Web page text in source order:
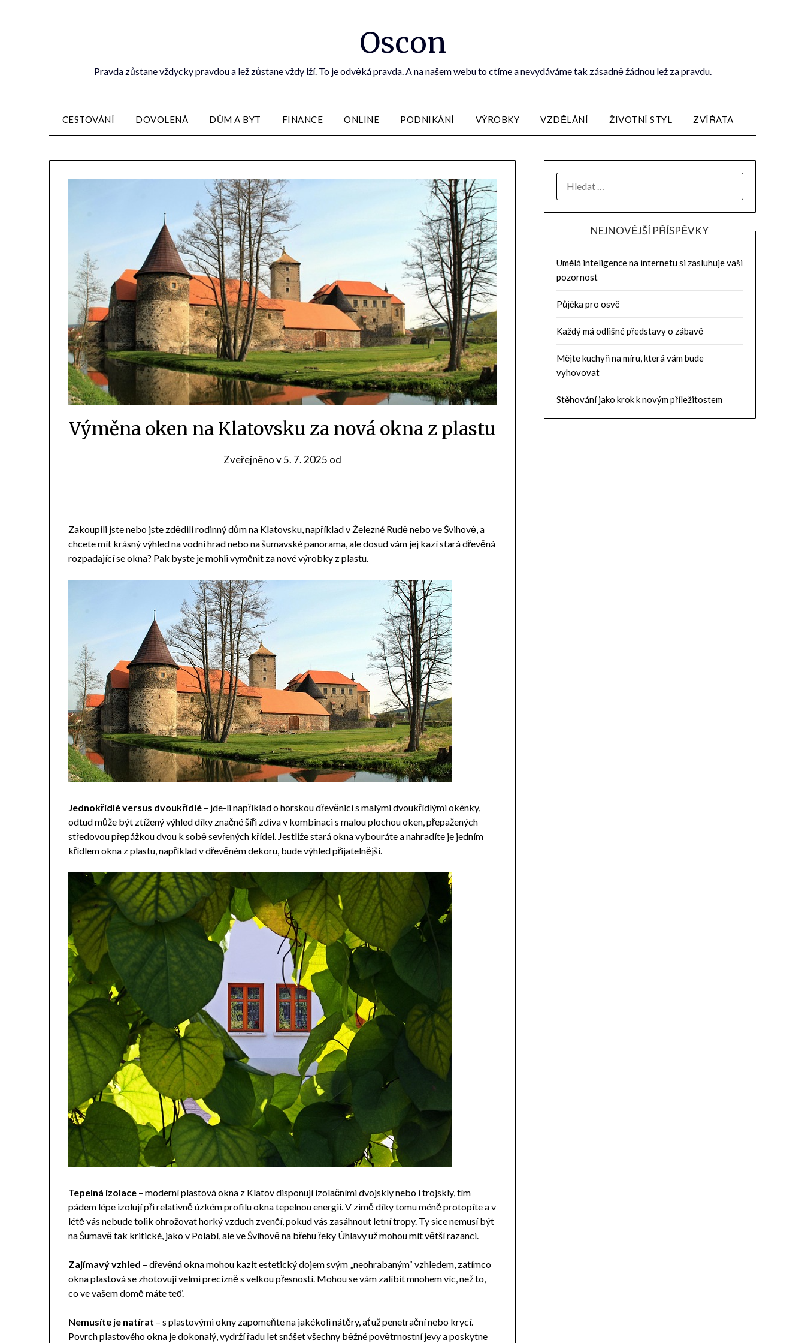
Oscon
Pravda zůstane vždycky pravdou a lež zůstane vždy lží. To je odvěká pravda. A na našem webu to ctíme a nevydáváme tak zásadně žádnou lež za pravdu.
CESTOVÁNÍ DOVOLENÁ DŮM A BYT FINANCE ONLINE PODNIKÁNÍ VÝROBKY VZDĚLÁNÍ ŽIVOTNÍ STYL ZVÍŘATA
Výměna oken na Klatovsku za nová okna z plastu
Zveřejněno v5. 7. 2025 od
Zakoupili jste nebo jste zdědili rodinný dům na Klatovsku, například v Železné Rudě nebo ve Švihově, a
chcete mít krásný výhled na vodní hrad nebo na šumavské panorama, ale dosud vám jej kazí stará dřevěná
rozpadající se okna? Pak byste je mohli vyměnit za nové výrobky z plastu.
Jednokřídlé versus dvoukřídlé – jde-li například o horskou dřevěnici s malými dvoukřídlými okénky,
odtud může být ztížený výhled díky značné šíři zdiva v kombinaci s malou plochou oken, přepažených
středovou přepážkou dvou k sobě sevřených křídel. Jestliže stará okna vybouráte a nahradíte je jedním
křídlem okna z plastu, například v dřevěném dekoru, bude výhled přijatelnější.
Tepelná izolace – moderníplastová okna z Klatovdisponují izolačními dvojskly nebo i trojskly, tím
pádem lépe izolují při relativně úzkém profilu okna tepelnou energii. V zimě díky tomu méně protopíte a v
létě vás nebude tolik ohrožovat horký vzduch zvenčí, pokud vás zasáhnout letní tropy. Ty sice nemusí být
na Šumavě tak kritické, jako v Polabí, ale ve Švihově na břehu řeky Úhlavy už mohou mít větší razanci.
Zajímavý vzhled – dřevěná okna mohou kazit estetický dojem svým „neohrabaným“ vzhledem, zatímco
okna plastová se zhotovují velmi precizně s velkou přesností. Mohou se vám zalíbit mnohem víc, než to,
co ve vašem domě máte teď.
Nemusíte je natírat – s plastovými okny zapomeňte na jakékoli nátěry, ať už penetrační nebo krycí.
Povrch plastového okna je dokonalý, vydrží řadu let snášet všechny běžné povětrnostní jevy a poskytne
NEJNOVĚJŠÍ PŘÍSPĚVKY
Umělá inteligence na internetu si zasluhuje vaši
pozornost
Půjčka pro osvč
Každý má odlišné představy o zábavě
Mějte kuchyň na míru, která vám bude
vyhovovat
Stěhování jako krok k novým příležitostem